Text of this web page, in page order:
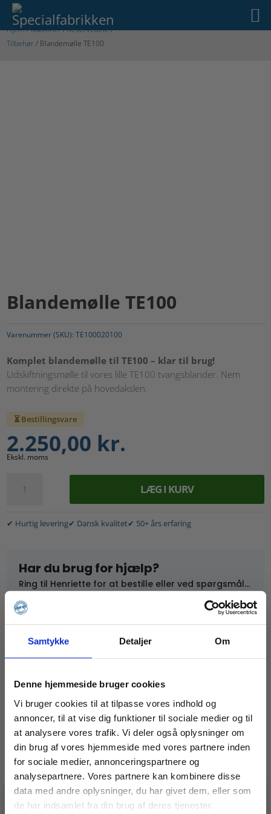
Samtykke Detaljer Om
Denne hjemmeside bruger cookies
Vi bruger cookies til at tilpasse vores indhold og
annoncer, til at vise dig funktioner til sociale medier og til
at analysere vores trafik. Vi deler også oplysninger om
din brug af vores hjemmeside med vores partnere inden
for sociale medier, annonceringspartnere og
analysepartnere. Vores partnere kan kombinere disse
data med andre oplysninger, du har givet dem, eller som
de har indsamlet fra din brug af deres tjenester.
Hjem/Maskiner/Reservedele /
Tilbehør / Blandemølle TE100
Blandemølle TE100
Varenummer (SKU):TE100020100
Komplet blandemølle til TE100 – klar til brug!
Udskiftningsmølle til vores lille TE100 tvangsblander. Nem
montering direkte på hovedakslen.
⏳ Bestillingsvare
2.250,00 kr.
Ekskl. moms
TE100
LÆG I KURV
✔ Hurtig levering✔ Dansk kvalitet✔ 50+ års erfaring
Har du brug for hjælp?
Ring til Henriette for at bestille eller ved spørgsmål...
📞 97 44 14 66
✉️
Komplet Blandemølle til Specialfabrikken Vinderups
tvangsblanderTE100
Blandemøllen er let at skifte - møllen sættes ned over
hovedakslen og spændes fast.
Relaterede varer
FÅS KUN HER
🚧 En idé, en udfordring, en